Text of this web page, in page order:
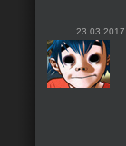
23.03.2017